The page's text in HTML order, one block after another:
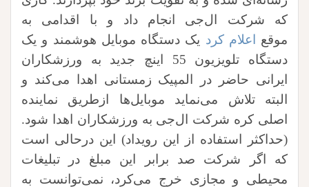
که شرکت ال‌جی انجام داد و با اقدامی به
موقع
اعلام کرد یک دستگاه موبایل هوشمند و یک
دستگاه تلویزیون 55 اینچ جدید به ورزشکاران
ایرانی حاضر در المپیک زمستانی اهدا می‌کند و
البته تلاش می‌نماید موبایل‌ها ازطریق نماینده
اصلی کره شرکت ال‌جی به ورزشکاران اهدا شود.
(حداکثر استفاده از این رویداد) این درحالی است
که اگر شرکت صد برابر این مبلغ در تبلیغات
محیطی و مجازی خرج می‌کرد، نمی‌توانست به